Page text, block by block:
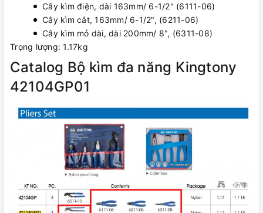
Cây kìm điện, dài 163mm/ 6-1/2" (6111-06)
Cây kìm cắt, 163mm/ 6-1/2", (6211-06)
Cây kìm mỏ dài, dài 200mm/ 8", (6311-08)
Trọng lượng: 1.17kg
Catalog Bộ kìm đa năng Kingtony
42104GP01